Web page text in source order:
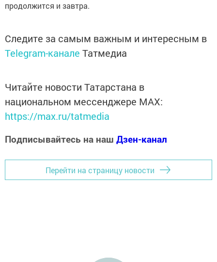
продолжится и завтра.
Следите за самым важным и интересным в
Telegram-канале Татмедиа
Читайте новости Татарстана в
национальном мессенджере MАХ:
https://max.ru/tatmedia
Подписывайтесь на наш Дзен-канал
Перейти на страницу новости